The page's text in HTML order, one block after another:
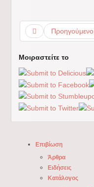
Προηγούμενο
Μοιραστείτε το
Επιβίωση
Άρθρα
Ειδήσεις
Κατάλογος